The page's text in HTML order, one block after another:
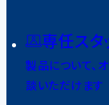
専任スタ
製品について、
談いただけます